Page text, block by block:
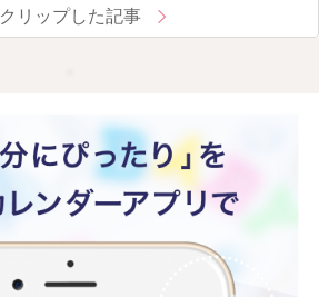
クリップした記事